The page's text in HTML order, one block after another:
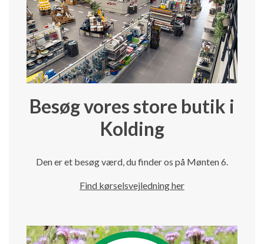
Besøg vores store butik i
Kolding
Den er et besøg værd, du finder os på Mønten 6.
Find kørselsvejledning her